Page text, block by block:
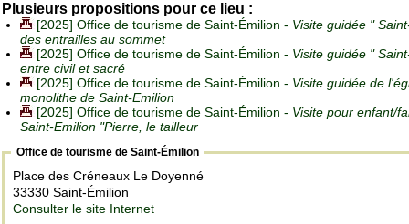
Plusieurs propositions pour ce lieu :
[2025] Office de tourisme de Saint-Émilion - Visite guidée "
des entrailles au sommet
[2025] Office de tourisme de Saint-Émilion - Visite guidée "
entre civil et sacré
[2025] Office de tourisme de Saint-Émilion - Visite guidée de
monolithe de Saint-Emilion
[2025] Office de tourisme de Saint-Émilion - Visite pour enfant/
Saint-Emilion "Pierre, le tailleur
Office de tourisme de Saint-Émilion
Place des Créneaux Le Doyenné
33330 Saint-Émilion
Consulter le site Internet